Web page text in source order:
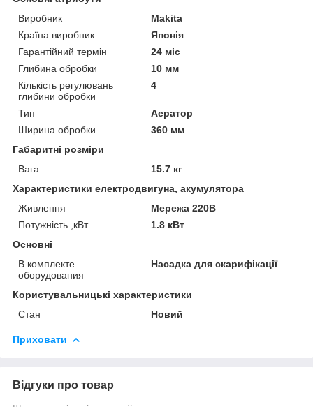
Виробник
Makita
Країна виробник
Японія
Гарантійний термін
24 міс
Глибина обробки
10 мм
Кількість регулювань
глибини обробки
4
Тип
Аератор
Ширина обробки
360 мм
Габаритні розміри
Вага
15.7 кг
Характеристики електродвигуна, акумулятора
Живлення
Мережа 220В
Потужність ,кВт
1.8 кВт
Основні
В комплекте
оборудования
Насадка для скарифікації
Користувальницькі характеристики
Стан
Новий
Приховати
Відгуки про товар